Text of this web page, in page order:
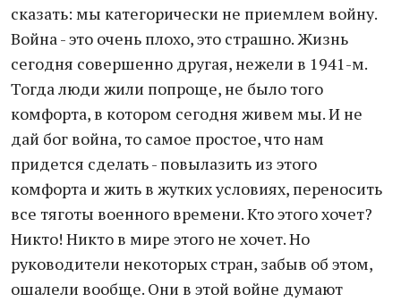
сказать: мы категорически не приемлем войну.
Война - это очень плохо, это страшно. Жизнь
сегодня совершенно другая, нежели в 1941-м.
Тогда люди жили попроще, не было того
комфорта, в котором сегодня живем мы. И не
дай бог война, то самое простое, что нам
придется сделать - повылазить из этого
комфорта и жить в жутких условиях, переносить
все тяготы военного времени. Кто этого хочет?
Никто! Никто в мире этого не хочет. Но
руководители некоторых стран, забыв об этом,
ошалели вообще. Они в этой войне думают